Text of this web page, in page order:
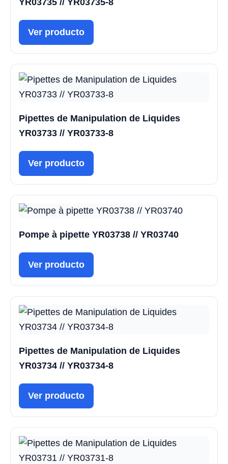
Ver producto
Pipettes de Manipulation de Liquides
YR03733 // YR03733-8
Ver producto
Pompe à pipette YR03738 // YR03740
Ver producto
Pipettes de Manipulation de Liquides
YR03734 // YR03734-8
Ver producto